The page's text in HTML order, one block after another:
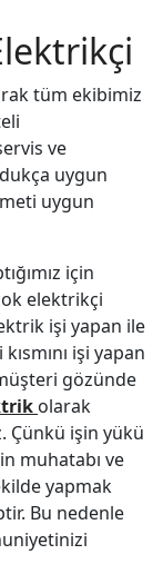
tüm ekibimiz
ve
uygun
uygun
için
elektrikçi
işi yapan ile
işi yapan
gözünde
olarak
Çünkü işin yükü
muhatabı ve
yapmak
Bu nedenle